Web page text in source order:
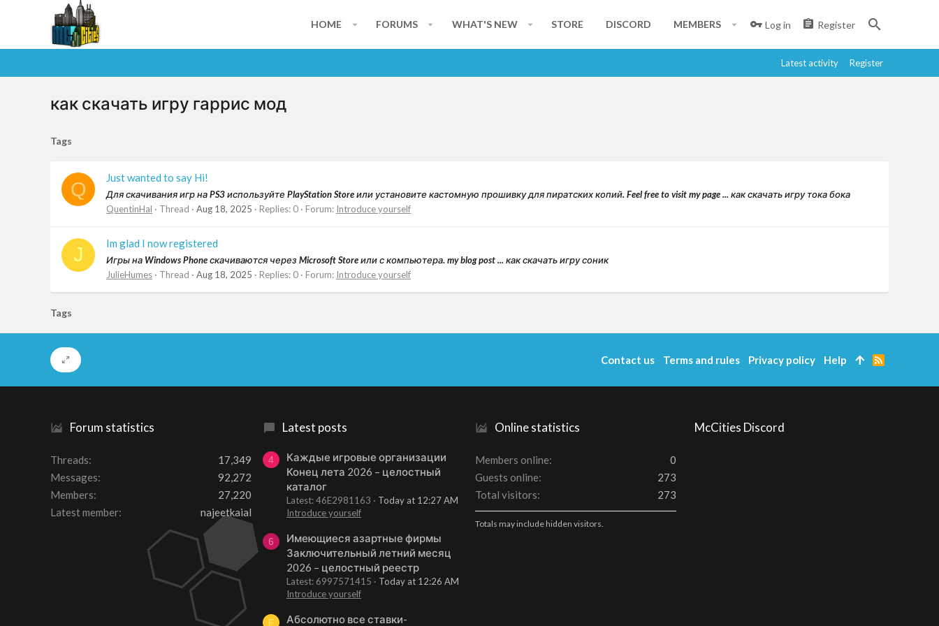
HOME FORUMS WHAT'S NEW STORE DISCORD MEMBERS Log in Register
Latest activity Register
как скачать игру гаррис мод
Tags
Q
Just wanted to say Hi!
Для скачивания игр на PS3 используйте PlayStation Store или установите кастомную прошивку для пиратских копий. Feel free to visit my page ... как скачать игру тока бока
QuentinHal
Thread Aug 18, 2025 Replies: 0 Forum: Introduce yourself
J
Im glad I now registered
Игры на Windows Phone скачиваются через Microsoft Store или с компьютера. my blog post ... как скачать игру соник
JulieHumes
Thread Aug 18, 2025 Replies: 0 Forum: Introduce yourself
Tags
Forum statistics
Threads
17,349
Messages
92,272
Members
27,220
Latest member
najeetkaial
Latest posts
4
Каждые игровые организации
Конец лета 2026 – целостный
каталог
Latest: 46E2981163
Today at 12:27 AM
Introduce yourself
6
Имеющиеся азартные фирмы
Заключительный летний месяц
2026 – целостный реестр
Latest: 6997571415
Today at 12:26 AM
Introduce yourself
F Абсолютно все ставки-
Online statistics
Members online
0
Guests online
273
Total visitors
273
Totals may include hidden visitors.
McCities Discord
Contact us Terms and rules Privacy policy Help
R